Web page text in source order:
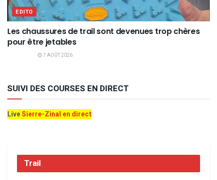
EDITO
Les chaussures de trail sont devenues trop chères
pour être jetables
7 AOÛT 2026
SUIVI DES COURSES EN DIRECT
LiveSierre-Zinal en direct
Trail